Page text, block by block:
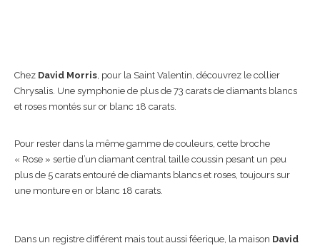
Chez David Morris , pour la Saint Valentin, découvrez le collier
Chrysalis. Une symphonie de plus de 73 carats de diamants blancs
et roses montés sur or blanc 18 carats.
Pour rester dans la même gamme de couleurs, cette broche
« Rose » sertie d’un diamant central taille coussin pesant un peu
plus de 5 carats entouré de diamants blancs et roses, toujours sur
une monture en or blanc 18 carats.
Dans un registre différent mais tout aussi féerique, la maison David